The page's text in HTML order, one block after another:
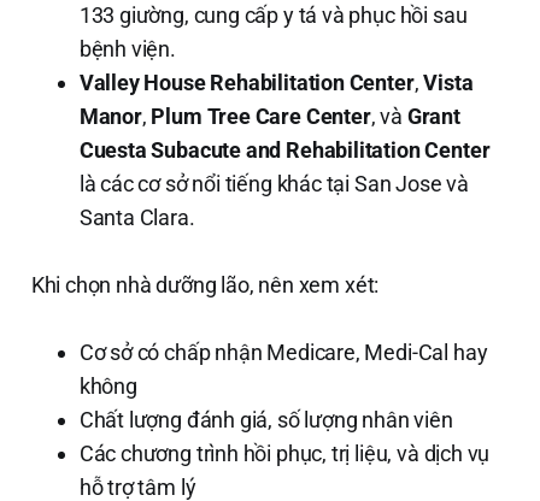
133 giường, cung cấp y tá và phục hồi sau
bệnh viện.
Valley House Rehabilitation Center,Vista
Manor, Plum Tree Care Center, và Grant
Cuesta Subacute and Rehabilitation Center
là các cơ sở nổi tiếng khác tại San Jose và
Santa Clara.
Khi chọn nhà dưỡng lão, nên xem xét:
Cơ sở có chấp nhận Medicare, Medi-Cal hay
không
Chất lượng đánh giá, số lượng nhân viên
Các chương trình hồi phục, trị liệu, và dịch vụ
hỗ trợ tâm lý